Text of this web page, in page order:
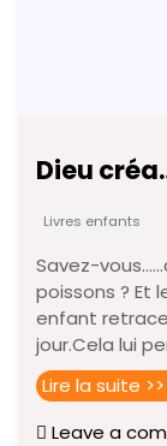
Dieu
Livres enfants
Savez-
poissons ? Et
enfant
jour.Cela lui
Lire la suite >>
Leave a